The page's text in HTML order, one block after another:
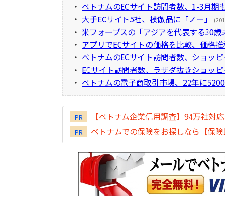
・ ベトナムのECサイト訪問者数、1-3月期
・ 大手ECサイト5社、模倣品に「ノー」
・ 米フォーブスの「アジアを代表する30
・ アプリでECサイトの価格を比較、価格
・ ベトナムのECサイト訪問者数、ショッ
・ ECサイト訪問者数、ラザダ抜きショッ
・ ベトナムの電子商取引市場、22年に
PR 【ベトナム企業信用調査】94万社対
PR ベトナムでの保険をお探しなら【保